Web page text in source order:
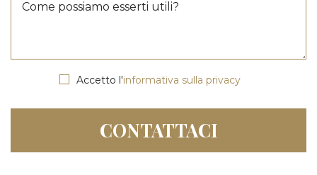
Accetto l'informativa sulla privacy
CONTATTACI